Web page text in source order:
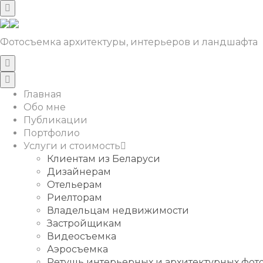
Фотосъемка архитектуры, интерьеров и ландшафта
Главная
Обо мне
Публикации
Портфолио
Услуги и стоимость
Клиентам из Беларуси
Дизайнерам
Отельерам
Риелторам
Владельцам недвижимости
Застройщикам
Видеосъемка
Аэросъемка